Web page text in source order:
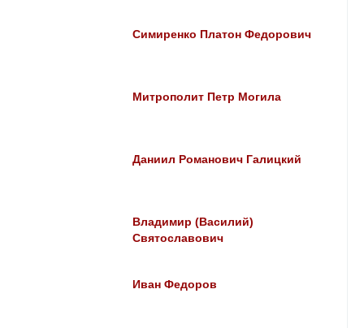
Симиренко Платон Федорович
Митрополит Петр Могила
Даниил Романович Галицкий
Владимир (Василий)
Святославович
Иван Федоров